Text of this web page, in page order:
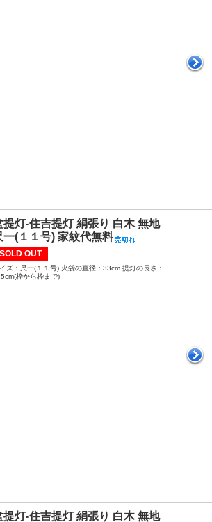
提灯-住吉提灯 絹張り 白木 無地
一(１１号) 家紋代無料
SOLD OUT
ズ：尺一(１１号) 火袋の直径：33cm 提灯の長さ：
枠から枠まで)
提灯-住吉提灯 絹張り 白木 無地